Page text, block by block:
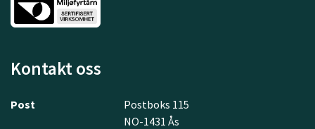
Kontakt oss
Post
Postboks 115
NO-1431 Ås